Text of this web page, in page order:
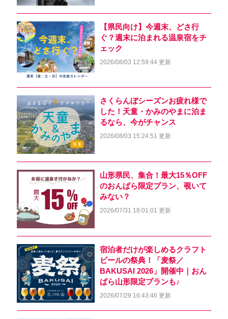
【県民向け】今週末、どさ行
ぐ？週末に泊まれる温泉宿をチ
ェック
2026/08/03 12:59:44 更新
さくらんぼシーズンお疲れ様で
した！天童・かみのやまに泊ま
るなら、今がチャンス
2026/08/03 15:24:51 更新
山形県民、集合！最大15％OFF
のおんぱら限定プラン、覗いて
みない？
2026/07/31 18:01:01 更新
宿泊者だけが楽しめるクラフト
ビールの祭典！「麦祭／
BAKUSAI 2026」開催中｜おん
ぱら山形限定プランも♪
2026/07/29 16:43:46 更新